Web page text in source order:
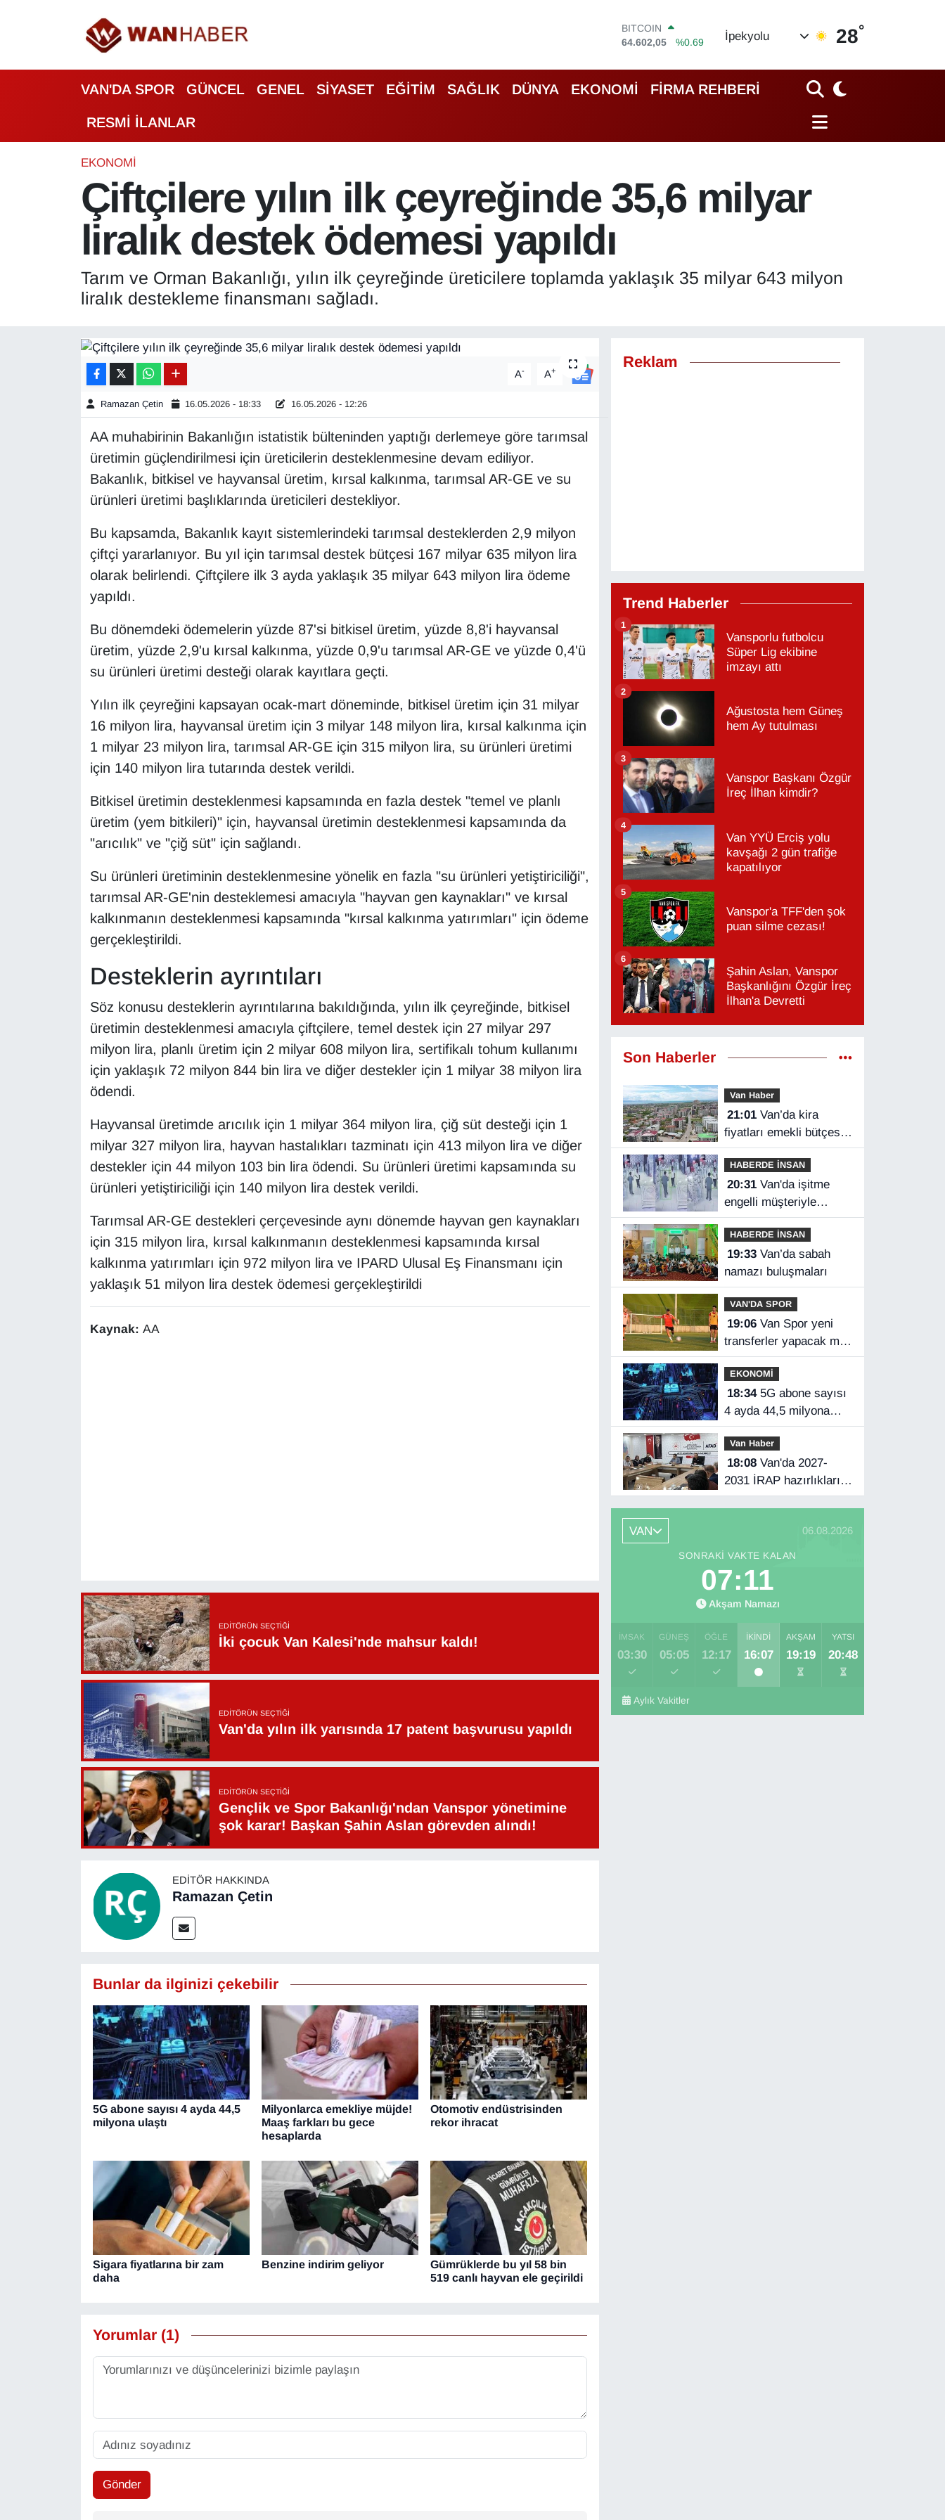
DOLAR
47,6006
%0.06
55,0250
%0.02
STERLİN
64,2398
%0.2
BİST100
64.602,05
%0.69
İpekyolu 28°
VAN'DA SPOR GÜNCEL GENEL SİYASET EĞİTİM SAĞLIK DÜNYA EKONOMİ FİRMA REHBERİ
RESMİ İLANLAR
EKONOMİ
Çiftçilere yılın ilk çeyreğinde 35,6 milyar
liralık destek ödemesi yapıldı
Tarım ve Orman Bakanlığı, yılın ilk çeyreğinde üreticilere toplamda yaklaşık 35 milyar 643 milyon
liralık destekleme finansmanı sağladı.
A- A+
Ramazan Çetin 16.05.2026 - 18:33 16.05.2026 - 12:26
AA muhabirinin Bakanlığın istatistik bülteninden yaptığı derlemeye göre tarımsal
üretimin güçlendirilmesi için üreticilerin desteklenmesine devam ediliyor.
Bakanlık, bitkisel ve hayvansal üretim, kırsal kalkınma, tarımsal AR-GE ve su
ürünleri üretimi başlıklarında üreticileri destekliyor.
Bu kapsamda, Bakanlık kayıt sistemlerindeki tarımsal desteklerden 2,9 milyon
çiftçi yararlanıyor. Bu yıl için tarımsal destek bütçesi 167 milyar 635 milyon lira
olarak belirlendi. Çiftçilere ilk 3 ayda yaklaşık 35 milyar 643 milyon lira ödeme
yapıldı.
Bu dönemdeki ödemelerin yüzde 87'si bitkisel üretim, yüzde 8,8'i hayvansal
üretim, yüzde 2,9'u kırsal kalkınma, yüzde 0,9'u tarımsal AR-GE ve yüzde 0,4'ü
su ürünleri üretimi desteği olarak kayıtlara geçti.
Yılın ilk çeyreğini kapsayan ocak-mart döneminde, bitkisel üretim için 31 milyar
16 milyon lira, hayvansal üretim için 3 milyar 148 milyon lira, kırsal kalkınma için
1 milyar 23 milyon lira, tarımsal AR-GE için 315 milyon lira, su ürünleri üretimi
için 140 milyon lira tutarında destek verildi.
Bitkisel üretimin desteklenmesi kapsamında en fazla destek "temel ve planlı
üretim (yem bitkileri)" için, hayvansal üretimin desteklenmesi kapsamında da
"arıcılık" ve "çiğ süt" için sağlandı.
Su ürünleri üretiminin desteklenmesine yönelik en fazla "su ürünleri yetiştiriciliği",
tarımsal AR-GE'nin desteklemesi amacıyla "hayvan gen kaynakları" ve kırsal
kalkınmanın desteklenmesi kapsamında "kırsal kalkınma yatırımları" için ödeme
gerçekleştirildi.
Desteklerin ayrıntıları
Söz konusu desteklerin ayrıntılarına bakıldığında, yılın ilk çeyreğinde, bitkisel
üretimin desteklenmesi amacıyla çiftçilere, temel destek için 27 milyar 297
milyon lira, planlı üretim için 2 milyar 608 milyon lira, sertifikalı tohum kullanımı
için yaklaşık 72 milyon 844 bin lira ve diğer destekler için 1 milyar 38 milyon lira
ödendi.
Hayvansal üretimde arıcılık için 1 milyar 364 milyon lira, çiğ süt desteği için 1
milyar 327 milyon lira, hayvan hastalıkları tazminatı için 413 milyon lira ve diğer
destekler için 44 milyon 103 bin lira ödendi. Su ürünleri üretimi kapsamında su
ürünleri yetiştiriciliği için 140 milyon lira destek verildi.
Tarımsal AR-GE destekleri çerçevesinde aynı dönemde hayvan gen kaynakları
için 315 milyon lira, kırsal kalkınmanın desteklenmesi kapsamında kırsal
kalkınma yatırımları için 972 milyon lira ve IPARD Ulusal Eş Finansmanı için
yaklaşık 51 milyon lira destek ödemesi gerçekleştirildi
Kaynak: AA
EDITÖRÜN SEÇTIĞI
İki çocuk Van Kalesi'nde mahsur kaldı!
EDITÖRÜN SEÇTIĞI
Van'da yılın ilk yarısında 17 patent başvurusu yapıldı
EDITÖRÜN SEÇTIĞI
Gençlik ve Spor Bakanlığı'ndan Vanspor yönetimine
şok karar! Başkan Şahin Aslan görevden alındı!
EDITÖR HAKKINDA
Ramazan Çetin
Bunlar da ilginizi çekebilir
5G abone sayısı 4 ayda 44,5
milyona ulaştı
Milyonlarca emekliye müjde!
Maaş farkları bu gece
hesaplarda
Otomotiv endüstrisinden
rekor ihracat
Sigara fiyatlarına bir zam
daha
Benzine indirim geliyor
Gümrüklerde bu yıl 58 bin
519 canlı hayvan ele geçirildi
Yorumlar (1)
Gönder
Reklam
Trend Haberler
Vansporlu futbolcu
Süper Lig ekibine
imzayı attı
1
Ağustosta hem Güneş
hem Ay tutulması
2
Vanspor Başkanı Özgür
İreç İlhan kimdir?
3
Van YYÜ Erciş yolu
kavşağı 2 gün trafiğe
kapatılıyor
4
Vanspor'a TFF'den şok
puan silme cezası!
5
Şahin Aslan, Vanspor
Başkanlığını Özgür İreç
İlhan'a Devretti
6
Son Haberler
Van Haber
21:01Van’da kira
fiyatları emekli bütçesini
zorluyor
HABERDE İNSAN
20:31Van'da işitme
engelli müşteriyle
halaylı pazarlık
gülümsetti
HABERDE İNSAN
19:33Van’da sabah
namazı buluşmaları
VAN'DA SPOR
19:06Van Spor yeni
transferler yapacak mı?
Başkan Özgür İreç İlhan
açıkladı
EKONOMİ
18:345G abone sayısı
4 ayda 44,5 milyona
ulaştı
Van Haber
18:08Van'da 2027-
2031 İRAP hazırlıkları
başladı
VAN 06.08.2026
SONRAKI VAKTE KALAN
07:10
Akşam Namazı
İMSAK
03:30
GÜNEŞ
05:05
ÖĞLE
12:17
İKINDI
16:07
AKŞAM
19:19
YATSI
20:48
Aylık Vakitler
ASAYİŞ
BİLİM VE TEKNOLOJİ
Biyografi
Bölge Haberleri
Deprem
Dernekler, Odalar
En çok konuşulanlar
HABERDE İNSAN
Kamu Alımları
Kim Kimdir?
Kültür & Sanat
MAGAZİN
ONE EKONOMİ
POLİTİKA
Resmi İlanlar
RÖPORTAJ
Sinema - TV
Van Nöbetçi Eczaneler
Van Hava Durumu
Van Namaz Vakitleri
Van Trafik Yoğunluk Haritası
Süper Lig Puan Durumu ve Fikstür
Tüm Manşetler
Son Dakika Haberleri
Haber Arşivi